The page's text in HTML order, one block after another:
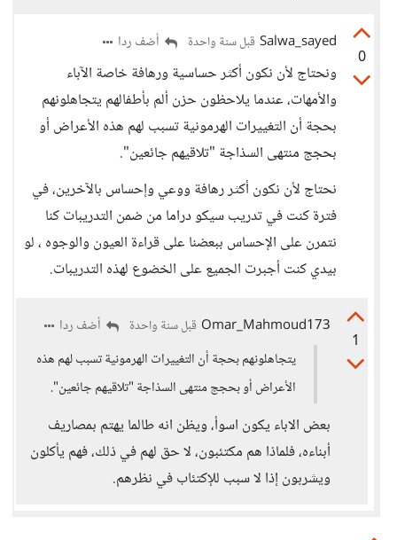
0
Salwa_sayed قبل سنة واحدة أضف ردا
ونحتاج لأن نكون أكثر حساسية ورهافة خاصة الآباء
والأمهات، عندما يلاحظون حزن ألم بأطفالهم يتجاهلونهم
بحجة أن التغييرات الهرمونية تسبب لهم هذه الأعراض أو
بحجج منتهى السذاجة "تلاقيهم جائعين".
نحتاج لأن نكون أكثر رهافة ووعي وإحساس بالآخرين، في
فترة كنت في تدريب سيكو دراما من ضمن التدريبات كنا
نتمرن على الإحساس ببعضنا على قراءة العيون والوجوه ، لو
بيدي كنت أجبرت الجميع على الخضوع لهذه التدريبات.
1
Omar_Mahmoud173 قبل سنة واحدة
أضف ردا
يتجاهلونهم بحجة أن التغييرات الهرمونية تسبب لهم هذه
الأعراض أو بحجج منتهى السذاجة "تلاقيهم جائعين".
بعض الاباء يكون اسوأ، ويظن انه طالما يهتم بمصاريف
أبناءه، فلماذا هم مكتئبون، لا حق لهم في ذلك، فهم يأكلون
ويشربون إذا لا سبب للإكتئاب في نظرهم.